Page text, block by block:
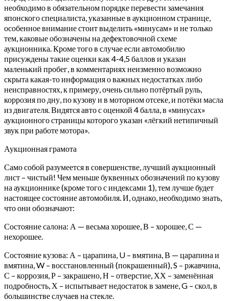
необходимо в обязательном порядке перевести замечания
японского специалиста, указанные в аукционном странице,
особенное внимание стоит выделить «минусам» и не только
тем, каковые обозначены на дефектовочной схеме
аукционника. Кроме того в случае если автомобилю
присуждены такие оценки как 4-4,5 баллов и указан
маленький пробег, в комментариях неизменно возможно
скрыта какая-то информация о важных недостатках либо
неисправностях, к примеру, очень сильно потёртый руль,
коррозия по дну, по кузову и в моторном отсеке, и потёки масла
из двигателя. Видятся авто с оценкой 4 балла, в «минусах»
аукционного страницы которого указан «лёгкий нетипичный
звук при работе мотора».
Аукционная грамота
Само собой разумеется в совершенстве, лучший аукционный
лист – чистый! Чем меньше буквенных обозначений по кузову
на аукционнике (кроме того с индексами 1), тем лучше будет
настоящее состояние автомобиля. И, однако, необходимо знать,
что они обозначают:
Состояние салона: А — весьма хорошее, В – хорошее, С —
нехорошее.
Состояние кузова: А – царапина, U – вмятина, В — царапина и
вмятина, W – восстановленный (покрашенный), S – ржавчина,
С – коррозия, Р – закрашено, Н – отверстие, ХХ – заменённая
подробность, Х – испытывает недостаток в замене, G – скол, в
большинстве случаев на стекле.